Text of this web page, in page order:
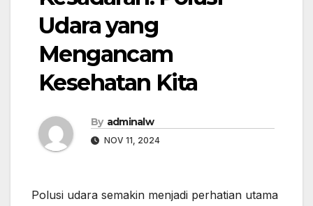
Udara yang
Mengancam
Kesehatan Kita
By adminalw
NOV 11, 2024
Polusi udara semakin menjadi perhatian utama